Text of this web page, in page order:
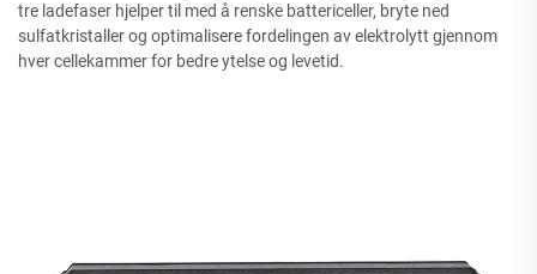
tre ladefaser hjelper til med å renske battericeller, bryte ned
sulfatkristaller og optimalisere fordelingen av elektrolytt gjennom
hver cellekammer for bedre ytelse og levetid.